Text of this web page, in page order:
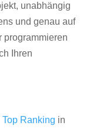
unabhängig
und genau auf
programmieren
Ihren
Top Ranking in